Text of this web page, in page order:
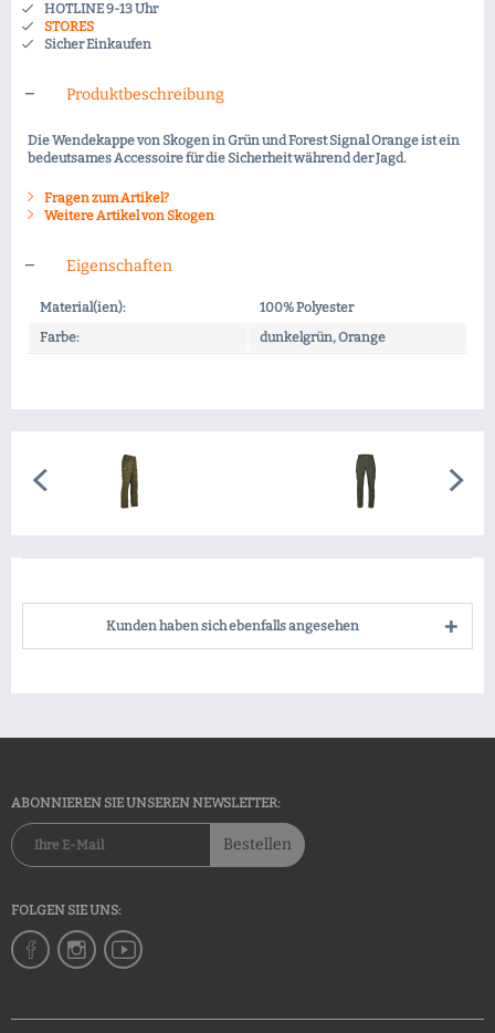
HOTLINE 9-13 Uhr
STORES
Sicher Einkaufen
Produktbeschreibung
Die Wendekappe von Skogen in Grün und Forest Signal Orange ist ein
bedeutsames Accessoire für die Sicherheit während der Jagd.
Fragen zum Artikel?
Weitere Artikel von Skogen
Eigenschaften
Material(ien):
100% Polyester
Farbe:
dunkelgrün, Orange
Kunden haben sich ebenfalls angesehen
ABONNIEREN SIE UNSEREN NEWSLETTER:
Bestellen
FOLGEN SIE UNS: